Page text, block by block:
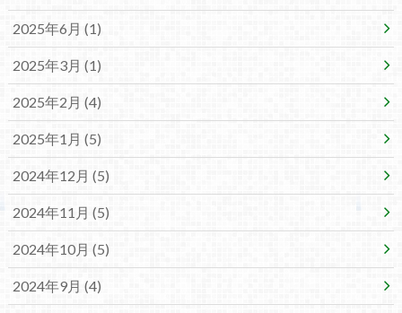
2025年6月 (1)
2025年3月 (1)
2025年2月 (4)
2025年1月 (5)
2024年12月 (5)
2024年11月 (5)
2024年10月 (5)
2024年9月 (4)